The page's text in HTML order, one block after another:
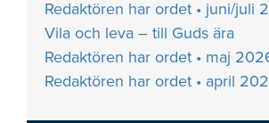
Redaktören har ordet • juni/juli
Vila och leva – till Guds ära
Redaktören har ordet • maj
Redaktören har ordet • april